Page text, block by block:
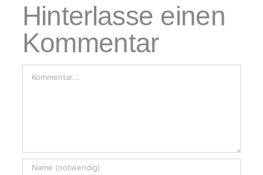
Hinterlasse einen
Kommentar
Kommentar